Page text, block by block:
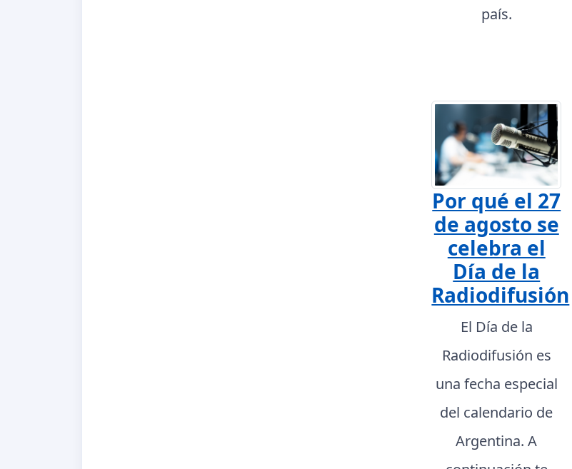
país.
Por qué el 27
de agosto se
celebra el
Día de la
Radiodifusión
El Día de la
Radiodifusión es
una fecha especial
del calendario de
Argentina. A